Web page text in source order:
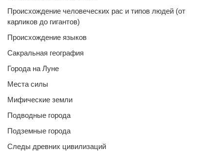
Происхождение человеческих рас и типов людей (от
карликов до гигантов)
Происхождение языков
Сакральная география
Города на Луне
Места силы
Мифические земли
Подводные города
Подземные города
Следы древних цивилизаций